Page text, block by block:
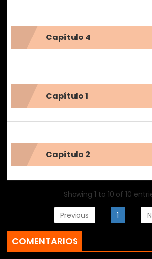
Capítulo 4
Capítulo 1
Capítulo 2
Showing 1 to 10 of 10
Previous 1
COMENTARIOS